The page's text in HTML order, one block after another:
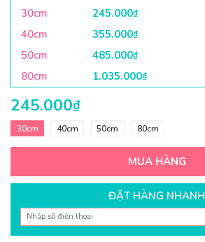
30cm
245.000₫
40cm 355.000₫
50cm 485.000₫
80cm 1.035.000₫
245.000₫
30cm 40cm 50cm 80cm
MUA HÀNG
ĐẶT HÀNG NHANH